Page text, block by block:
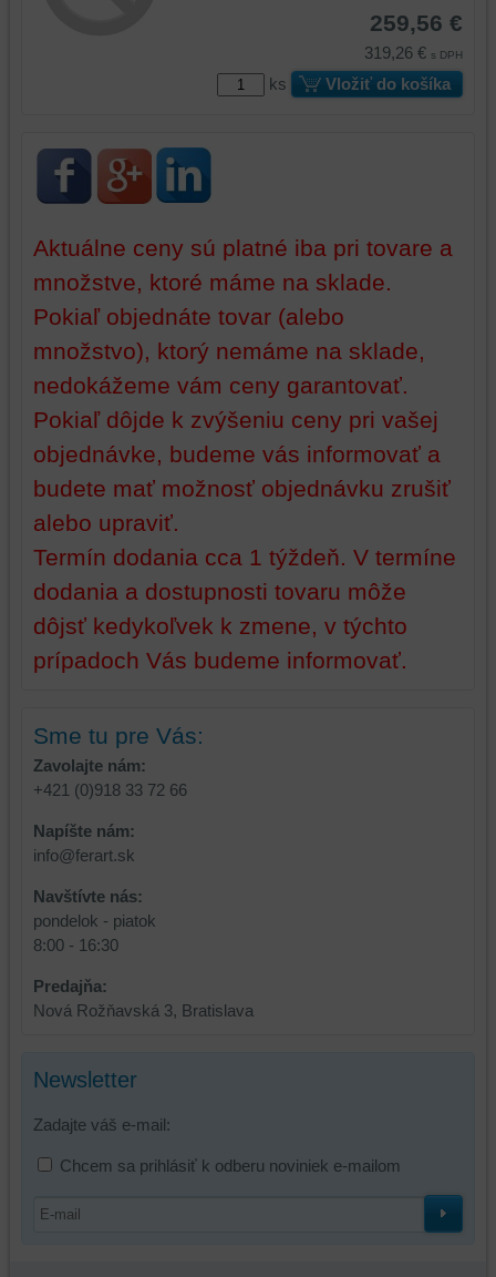
259,56 €
319,26 € s DPH
ks Vložiť do košíka
Aktuálne ceny sú platné iba pri tovare a
množstve, ktoré máme na sklade.
Pokiaľ objednáte tovar (alebo
množstvo), ktorý nemáme na sklade,
nedokážeme vám ceny garantovať.
Pokiaľ dôjde k zvýšeniu ceny pri vašej
objednávke, budeme vás informovať a
budete mať možnosť objednávku zrušiť
alebo upraviť.
Termín dodania cca 1 týždeň. V termíne
dodania a dostupnosti tovaru môže
dôjsť kedykoľvek k zmene, v týchto
prípadoch Vás budeme informovať.
Sme tu pre Vás:
Zavolajte nám:
+421 (0)918 33 72 66
Napíšte nám:
info@ferart.sk
Navštívte nás:
pondelok - piatok
8:00 - 16:30
Predajňa:
Nová Rožňavská 3, Bratislava
Newsletter
Zadajte váš e-mail:
Chcem sa prihlásiť k odberu noviniek e-mailom
platformy,
zážitku
z
a
zabezpečenia.
zážitok
z
prehliadania,
niektoré
z
preferencií
bez
toho,
aby
ste
mali
používateľský
účet
alebo
prihlásenia,
používať
skripty
a/alebo
zdroje
widgety
atď.